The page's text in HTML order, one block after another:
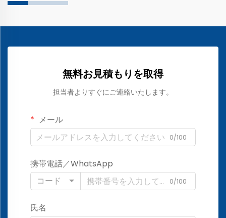
無料お見積もりを取得
担当者よりすぐにご連絡いたします。
メール
0/100
携帯電話／WhatsApp
コード
0/100
氏名